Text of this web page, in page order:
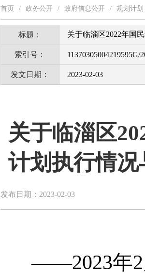
首页 / 政务公开 / 政府信息公开 / 规划计划
标题： 关于临淄区2022年国
索引号： 11370305004219595G/
发文日期： 2023-02-03
关于临淄区
计划执行情
发布日期：2023-02-03
——2023年2